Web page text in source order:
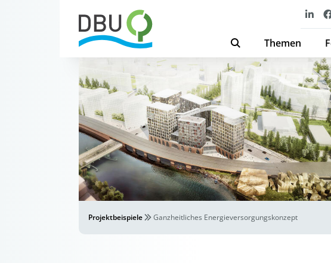
Themen
Projektbeispiele Ganzheitliches Energieversorgungskonzept